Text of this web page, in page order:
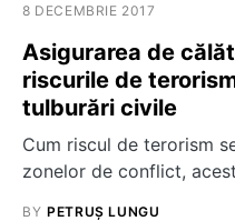
8 DECEMBRIE 2017
Asigurarea de
riscurile de
tulburări civile
Cum riscul de terorism
zonelor de conflict,
BY PETRUȘ LUNGU